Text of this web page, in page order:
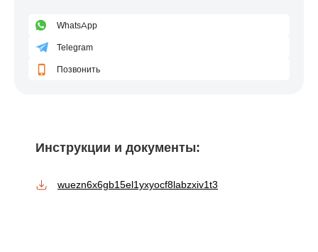
WhatsApp
Telegram
Позвонить
Инструкции и документы:
wuezn6x6gb15el1yxyocf8labzxiv1t3